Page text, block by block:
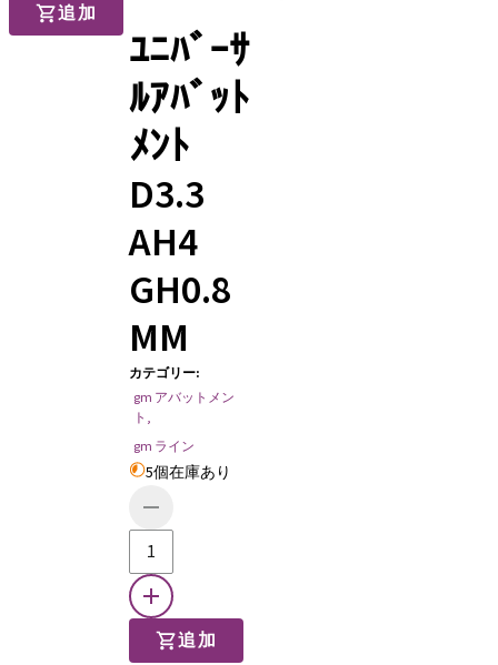
追加
ﾕﾆﾊﾞｰｻ
ﾙｱﾊﾞｯﾄ
ﾒﾝﾄ
D3.3
AH4
GH0.8
MM
カテゴリー:
gm アバットメン
ト ,
gm ライン
5個在庫あり
追加